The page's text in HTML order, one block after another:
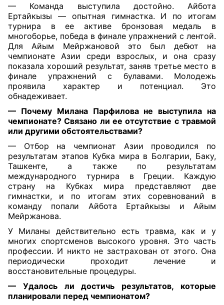
— Команда выступила достойно. Айбота
Ертайкызы — опытная гимнастка. И по итогам
турнира в ее активе бронзовая медаль в
многоборье, победа в финале упражнений с лентой.
Для Айым Мейржановой это был дебют на
чемпионате Азии среди взрослых, и она сразу
показала хороший результат, заняв третье место в
финале упражнений с булавами. Молодежь
проявила характер и потенциал. Это
обнадеживает.
— Почему Милана Парфилова не выступила на
чемпионате? Связано ли ее отсутствие с травмой
или другими обстоятельствами?
— Отбор на чемпионат Азии проводился по
результатам этапов Кубка мира в Болгарии, Баку,
Ташкенте, а также по результатам
международного турнира в Греции. Каждую
страну на Кубках мира представляют две
гимнастки, и по итогам этих соревнований в
команду попали Айбота Ертайкызы и Айым
Мейржанова.
У Миланы действительно есть травма, как и у
многих спортсменов высокого уровня. Это часть
профессии. И никто не застрахован от этого. Она
периодически проходит лечение и
восстановительные процедуры.
— Удалось ли достичь результатов, которые
планировали перед чемпионатом?